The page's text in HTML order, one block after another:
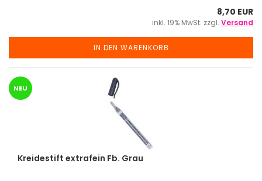
8,70 EUR
inkl. 19% MwSt. zzgl. Versand
IN DEN WARENKORB
NEU
Kreidestift extrafein Fb. Grau